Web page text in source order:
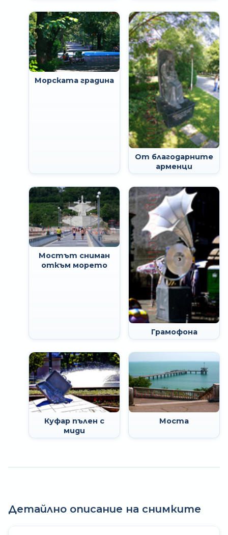
Морската градина
От благодарните
арменци
Мостът сниман
откъм морето
Грамофона
Куфар пълен с
миди
Моста
Детайлно описание на снимките